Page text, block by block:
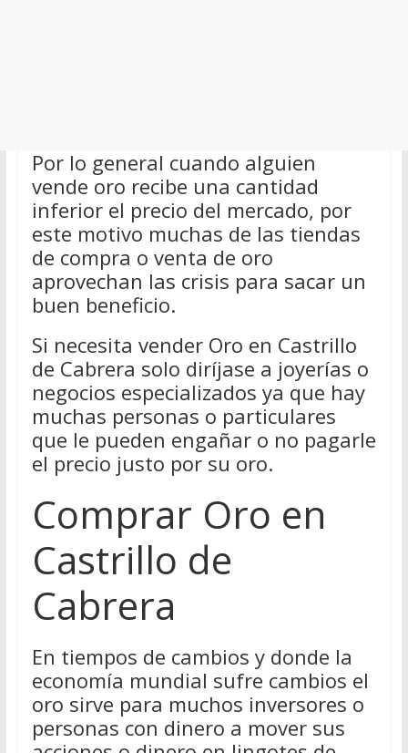
Por lo general cuando alguien
vende oro recibe una cantidad
inferior el precio del mercado, por
este motivo muchas de las tiendas
de compra o venta de oro
aprovechan las crisis para sacar un
buen beneficio.
Si necesita vender Oro en Castrillo
de Cabrera solo diríjase a joyerías o
negocios especializados ya que hay
muchas personas o particulares
que le pueden engañar o no pagarle
el precio justo por su oro.
Comprar Oro en
Castrillo de
Cabrera
En tiempos de cambios y donde la
economía mundial sufre cambios el
oro sirve para muchos inversores o
personas con dinero a mover sus